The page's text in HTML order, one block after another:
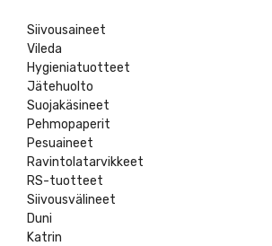
Siivousaineet
Vileda
Hygieniatuotteet
Jätehuolto
Suojakäsineet
Pehmopaperit
Pesuaineet
Ravintolatarvikkeet
RS-tuotteet
Siivousvälineet
Duni
Katrin